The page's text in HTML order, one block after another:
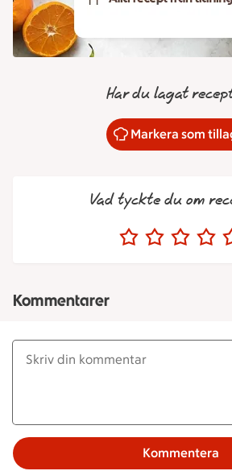
Har du lagat
Markera som
Vad tyckte du om
Kommentarer
Kommentera